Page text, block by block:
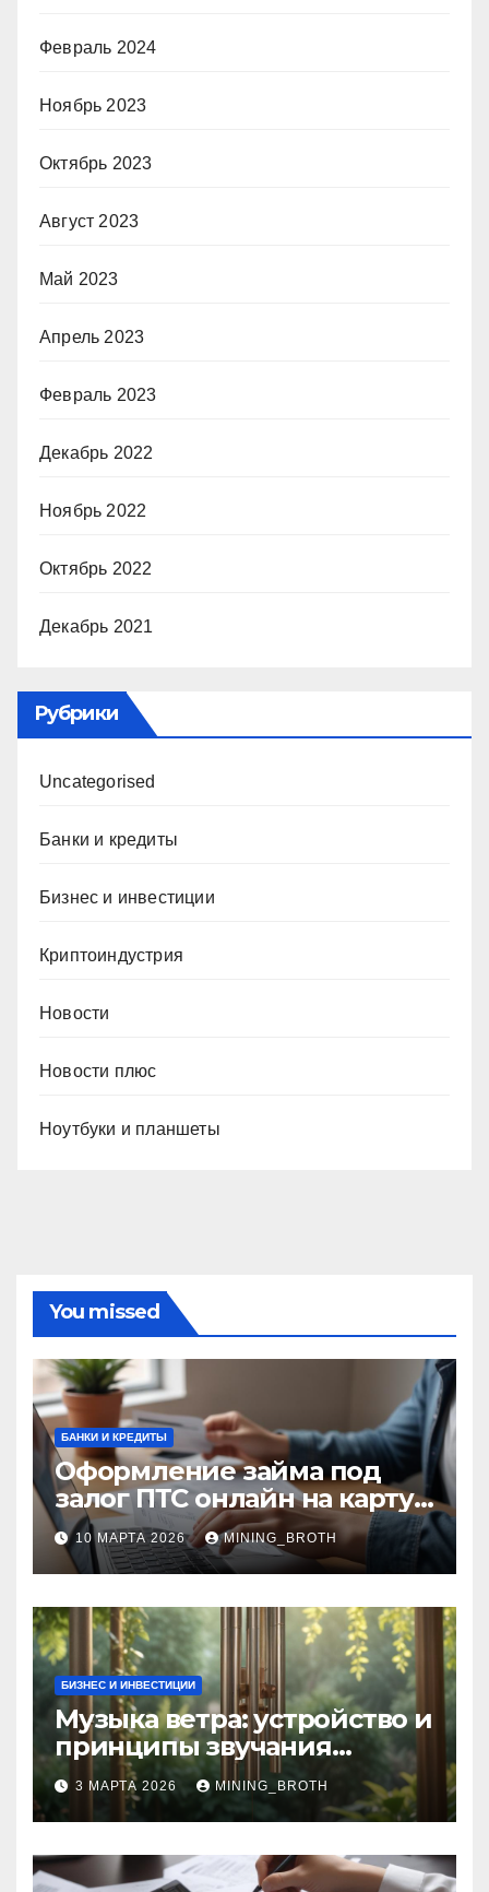
Февраль 2024
Ноябрь 2023
Октябрь 2023
Август 2023
Май 2023
Апрель 2023
Февраль 2023
Декабрь 2022
Ноябрь 2022
Октябрь 2022
Декабрь 2021
Рубрики
Uncategorised
Банки и кредиты
Бизнес и инвестиции
Криптоиндустрия
Новости
Новости плюс
Ноутбуки и планшеты
You missed
БАНКИ И КРЕДИТЫ
Оформление займа под
залог ПТС онлайн на карту
без визита в офис: порядок,
требования и документы
10 МАРТА 2026 MINING_BROTH
БИЗНЕС И ИНВЕСТИЦИИ
Музыка ветра: устройство и
принципы звучания
колокольчиков
3 МАРТА 2026 MINING_BROTH